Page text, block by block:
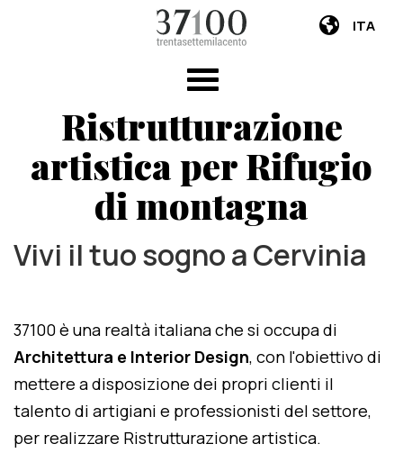
ITA
Ristrutturazione
artistica per Rifugio
di montagna
Vivi il tuo sogno a Cervinia
37100 è una realtà italiana che si occupa di
Architettura e Interior Design, con l'obiettivo di
mettere a disposizione dei propri clienti il
talento di artigiani e professionisti del settore,
per realizzare Ristrutturazione artistica.